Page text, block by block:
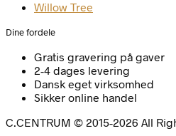
Willow Tree
Dine fordele
Gratis gravering på gaver
2-4 dages levering
Dansk eget virksomhed
Sikker online handel
C.CENTRUM © 2015-2026 All